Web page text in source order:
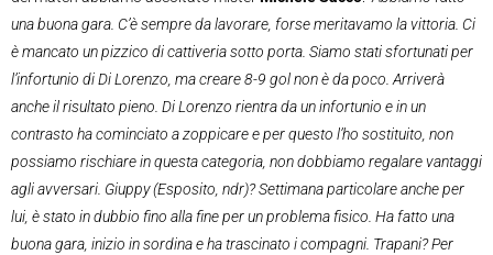
una buona gara. C’è sempre da lavorare, forse meritavamo la vittoria. Ci
è mancato un pizzico di cattiveria sotto porta. Siamo stati sfortunati per
l’infortunio di Di Lorenzo, ma creare 8-9 gol non è da poco. Arriverà
anche il risultato pieno. Di Lorenzo rientra da un infortunio e in un
contrasto ha cominciato a zoppicare e per questo l’ho sostituito, non
possiamo rischiare in questa categoria, non dobbiamo regalare vantaggi
agli avversari. Giuppy (Esposito, ndr)? Settimana particolare anche per
lui, è stato in dubbio fino alla fine per un problema fisico. Ha fatto una
buona gara, inizio in sordina e ha trascinato i compagni. Trapani? Per